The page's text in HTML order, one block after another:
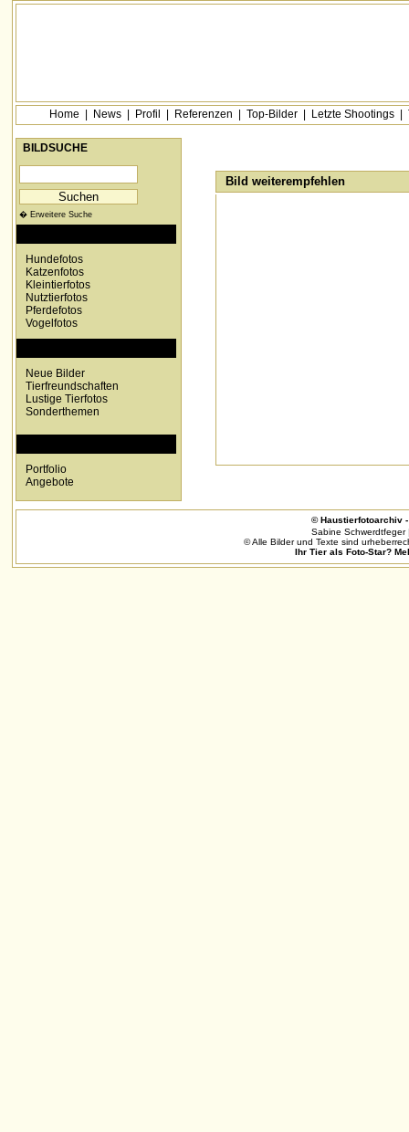
Home News Profil Referenzen Top-Bilder Letzte Shootings
BILDSUCHE
� Erweitere Suche
Hundefotos
Katzenfotos
Kleintierfotos
Nutztierfotos
Pferdefotos
Vogelfotos
Neue Bilder
Tierfreundschaften
Lustige Tierfotos
Sonderthemen
Portfolio
Angebote
Bild weiterempfehlen
© Haustierfotoarchiv
Sabine Schwerdtfeger
© Alle Bilder und Texte sind
Ihr Tier als Foto-Star?